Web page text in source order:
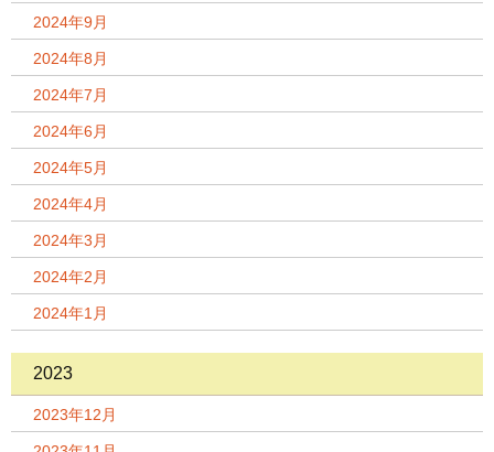
2024年9月
2024年8月
2024年7月
2024年6月
2024年5月
2024年4月
2024年3月
2024年2月
2024年1月
2023
2023年12月